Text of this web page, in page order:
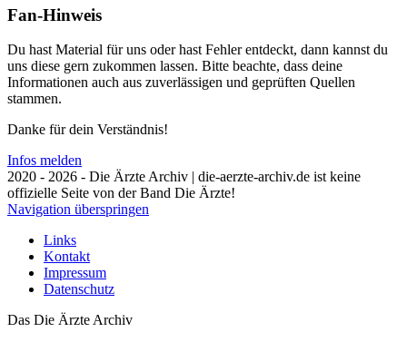
Fan-Hinweis
Du hast Material für uns oder hast Fehler entdeckt, dann kannst du
uns diese gern zukommen lassen. Bitte beachte, dass deine
Informationen auch aus zuverlässigen und geprüften Quellen
stammen.
Danke für dein Verständnis!
Infos melden
2020 - 2026 - Die Ärzte Archiv | die-aerzte-archiv.de ist keine
offizielle Seite von der Band Die Ärzte!
Navigation überspringen
Links
Kontakt
Impressum
Datenschutz
Das Die Ärzte Archiv